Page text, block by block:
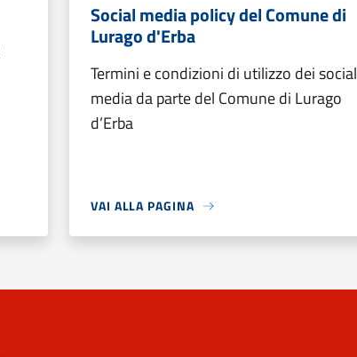
Social media policy del Comune di
Lurago d'Erba
Termini e condizioni di utilizzo dei social
media da parte del Comune di Lurago
d’Erba
VAI ALLA PAGINA